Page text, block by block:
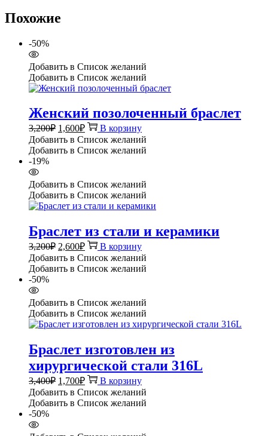
Похожие
-50%
Добавить в Список желаний
Добавить в Список желаний
Женский позолоченный браслет
3,200₽ Первоначальная
цена
составляла
1,600₽Текущая
цена:
1,600₽.
В корзину
Добавить в Список желаний
Добавить в Список желаний
-19%
Добавить в Список желаний
Добавить в Список желаний
Браслет из стали и керамики
3,200₽ Первоначальная
цена
составляла
2,600₽Текущая
цена:
2,600₽.
В корзину
Добавить в Список желаний
Добавить в Список желаний
-50%
Добавить в Список желаний
Добавить в Список желаний
Браслет изготовлен из
хирургической стали 316L
3,400₽ Первоначальная
цена
составляла
1,700₽Текущая
цена:
1,700₽.
В корзину
Добавить в Список желаний
Добавить в Список желаний
-50%